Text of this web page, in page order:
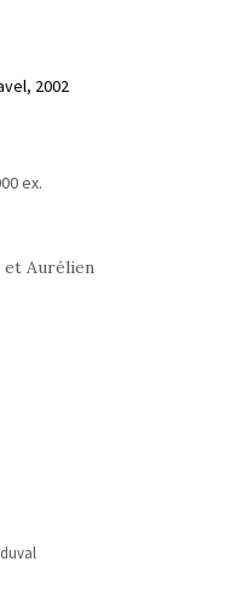
2002
ex.
Aurélien